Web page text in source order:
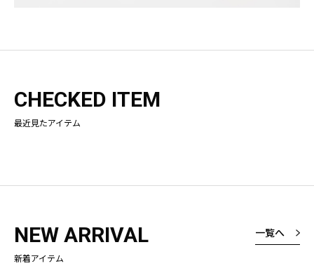
CHECKED ITEM
最近見たアイテム
NEW ARRIVAL
新着アイテム
一覧へ